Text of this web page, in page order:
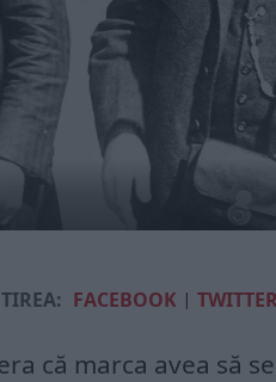
FACEBOOK | TWITTER
că marca avea să